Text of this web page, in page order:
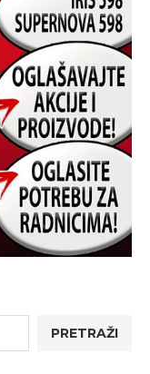
PRETRAŽI